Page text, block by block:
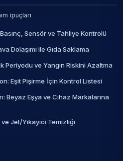
ipuçları
Sensör ve Tahliye Kontrolü
Dolaşımı ile Gıda Saklama
Periyodu ve Yangın Riskini Azaltma
Eşit Pişirme İçin Kontrol Listesi
Beyaz Eşya ve Cihaz Markalarına
ve Jet/Yıkayici Temizliği